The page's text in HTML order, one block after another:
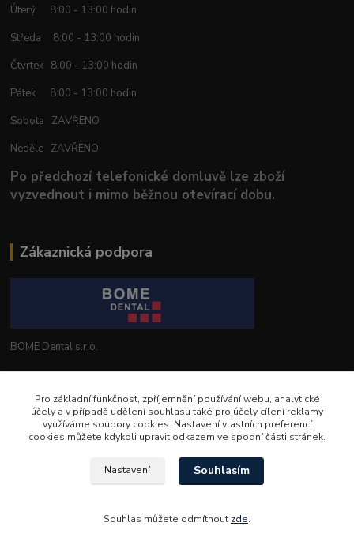
Úterý 8:00 - 13:00 hodin
Středa 8:00 - 13:00 hodin
Čtvrtek 8:00 - 13:00 hodin
Pátek 8:00 - 13:00 hodin
Sobota ZAVŘENO
Neděle ZAVŘENO
Po předchozí telefonické domluvě lze zboží
vyzvednout i mimo běžnou otevírací dobu.
Zákaznická podpora
BOME Dental s.r.o.
info@bomedental.eu
Pro základní funkčnost, zpříjemnění používání webu, analytické
účely a v případě udělení souhlasu také pro účely cílení reklamy
využíváme soubory cookies. Nastavení vlastních preferencí
cookies můžete kdykoli upravit odkazem ve spodní části stránek.
Nastavení Souhlasím
Souhlas můžete odmítnout zde.